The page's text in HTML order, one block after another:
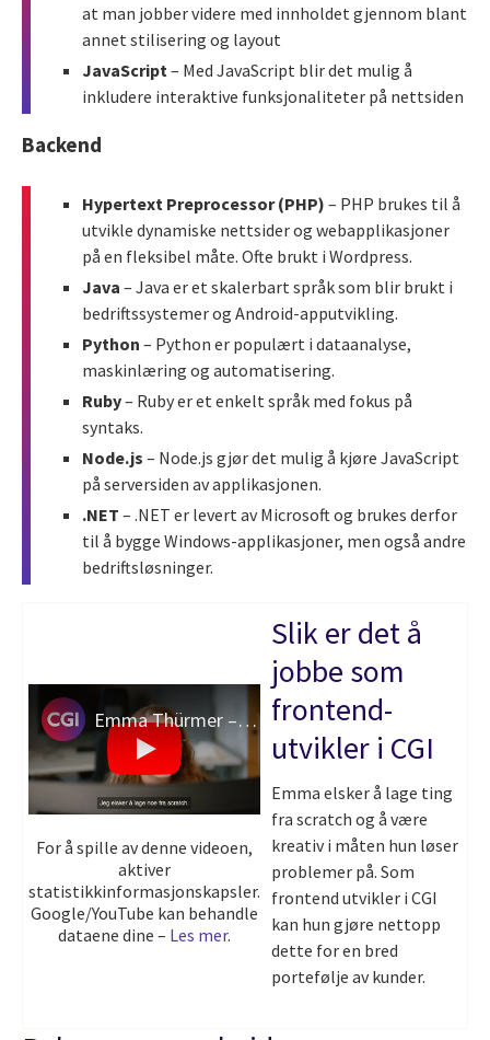
at man jobber videre med innholdet gjennom blant
annet stilisering og layout
JavaScript – Med JavaScript blir det mulig å
inkludere interaktive funksjonaliteter på nettsiden
Backend
Hypertext Preprocessor (PHP) – PHP brukes til å
utvikle dynamiske nettsider og webapplikasjoner
på en fleksibel måte. Ofte brukt i Wordpress.
Java – Java er et skalerbart språk som blir brukt i
bedriftssystemer og Android-apputvikling.
Python – Python er populært i dataanalyse,
maskinlæring og automatisering.
Ruby– Ruby er et enkelt språk med fokus på
syntaks.
Node.js – Node.js gjør det mulig å kjøre JavaScript
på serversiden av applikasjonen.
.NET – .NET er levert av Microsoft og brukes derfor
til å bygge Windows-applikasjoner, men også andre
bedriftsløsninger.
Emma Thürmer – frontend-utvikler og konsulent
For å spille av denne videoen,
aktiver
statistikkinformasjonskapsler.
Google/YouTube kan behandle
dataene dine – Les mer.
Slik er det å
jobbe som
frontend-
utvikler i CGI
Emma elsker å lage ting
fra scratch og å være
kreativ i måten hun løser
problemer på. Som
frontend utvikler i CGI
kan hun gjøre nettopp
dette for en bred
portefølje av kunder.